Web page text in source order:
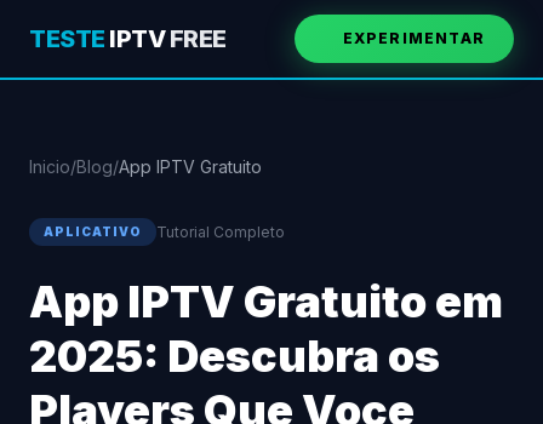
TESTE IPTV FREE EXPERIMENTAR
Inicio/Blog/App IPTV Gratuito
APLICATIVO Tutorial Completo
App IPTV Gratuito em
2025: Descubra os
Players Que Voce